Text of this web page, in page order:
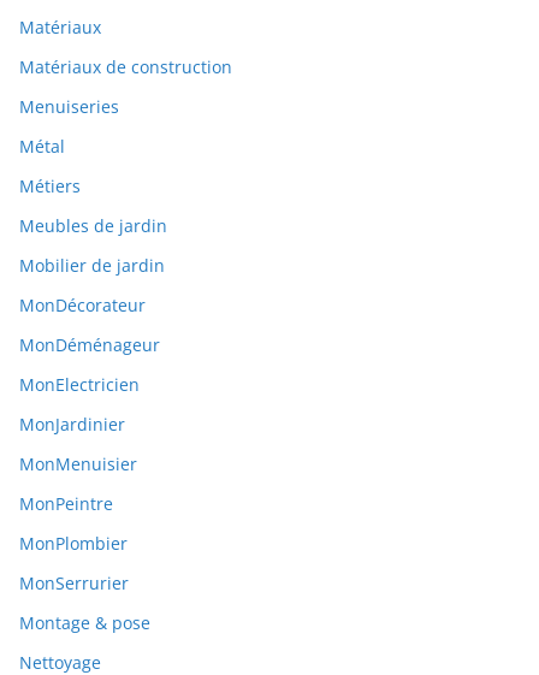
Matériaux
Matériaux de construction
Menuiseries
Métal
Métiers
Meubles de jardin
Mobilier de jardin
MonDécorateur
MonDéménageur
MonElectricien
MonJardinier
MonMenuisier
MonPeintre
MonPlombier
MonSerrurier
Montage & pose
Nettoyage